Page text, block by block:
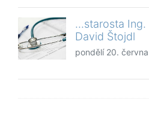
...starosta Ing.
David Štojdl
pondělí 20.